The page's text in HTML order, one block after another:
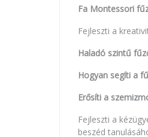
Fa Montessori
Fejleszti a
Haladó szintű
Hogyan segíti a
Erősíti a
Fejleszti a
beszéd